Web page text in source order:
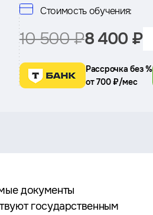
Стоимость обучения:
10 500 ₽8 400 ₽
Рассрочка без %
от 700 ₽/мес
документы
государственным